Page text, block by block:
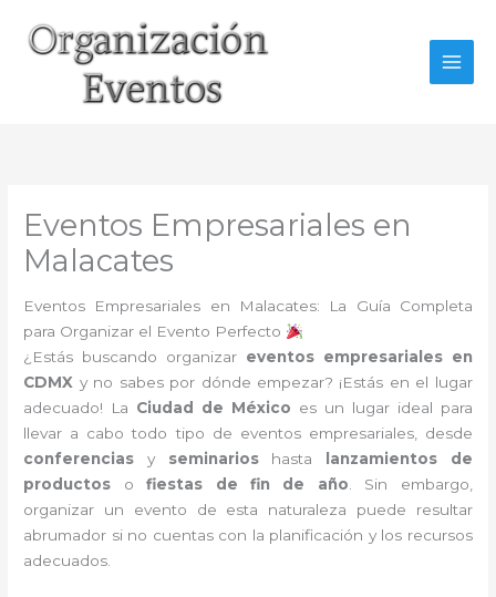
contenido
Eventos Empresariales en
Malacates
Eventos Empresariales en Malacates: La Guía Completa
para Organizar el Evento Perfecto
¿Estás buscando organizar eventos empresariales en
CDMX y no sabes por dónde empezar? ¡Estás en el lugar
adecuado! La Ciudad de México es un lugar ideal para
llevar a cabo todo tipo de eventos empresariales, desde
conferencias y seminarioshasta
lanzamientos de
productos ofiestas de fin de año. Sin embargo,
organizar un evento de esta naturaleza puede resultar
abrumador si no cuentas con la planificación y los recursos
adecuados.